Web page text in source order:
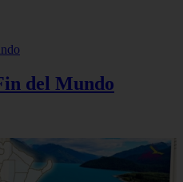
del Mundo